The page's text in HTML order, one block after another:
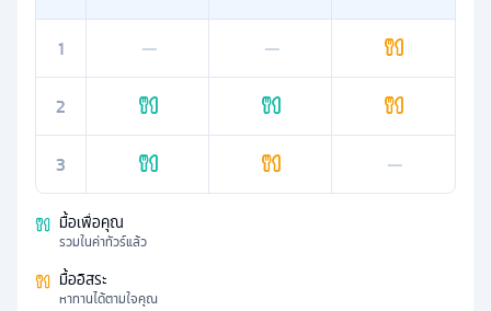
1
— —
2
3 —
มื้อเพื่อคุณ
รวมในค่าทัวร์แล้ว
มื้ออิสระ
หาทานได้ตามใจคุณ